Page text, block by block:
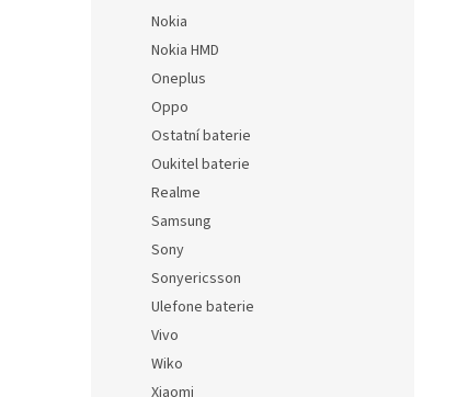
Nokia
Nokia HMD
Oneplus
Oppo
Ostatní baterie
Oukitel baterie
Realme
Samsung
Sony
Sonyericsson
Ulefone baterie
Vivo
Wiko
Xiaomi